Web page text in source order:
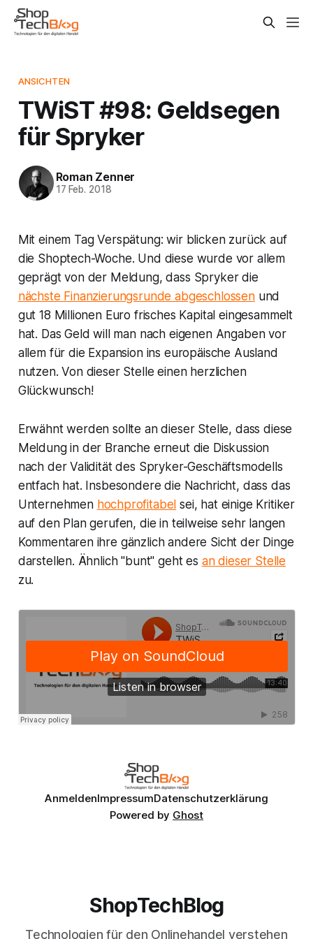
ANSICHTEN
TWiST #98: Geldsegen
für Spryker
Roman Zenner
17 Feb. 2018
Mit einem Tag Verspätung: wir blicken zurück auf
die Shoptech-Woche. Und diese wurde vor allem
geprägt von der Meldung, dass Spryker die
nächste Finanzierungsrunde abgeschlossenund
gut 18 Millionen Euro frisches Kapital eingesammelt
hat. Das Geld will man nach eigenen Angaben vor
allem für die Expansion ins europäische Ausland
nutzen. Von dieser Stelle einen herzlichen
Glückwunsch!
Erwähnt werden sollte an dieser Stelle, dass diese
Meldung in der Branche erneut die Diskussion
nach der Validität des Spryker-Geschäftsmodells
entfach hat. Insbesondere die Nachricht, dass das
Unternehmen hochprofitabel sei, hat einige Kritiker
auf den Plan gerufen, die in teilweise sehr langen
Kommentaren ihre gänzlich andere Sicht der Dinge
darstellen. Ähnlich "bunt" geht es an dieser Stelle
zu.
AnmeldenImpressumDatenschutzerklärung
Powered by Ghost
ShopTechBlog
Technologien für den Onlinehandel verstehen